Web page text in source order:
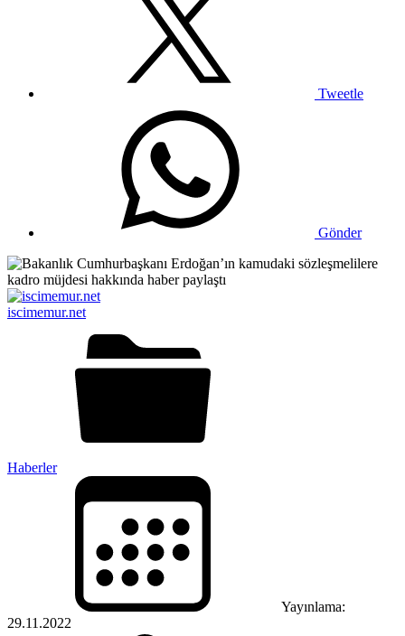
Tweetle
Gönder
iscimemur.net
Haberler
Yayınlama:
29.11.2022